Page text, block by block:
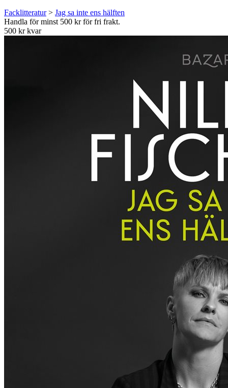
Facklitteratur> Jag sa inte ens hälften
Handla för minst 500 kr för fri frakt.
500 kr kvar